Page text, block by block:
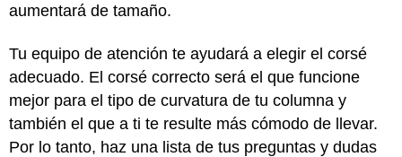
aumentará de tamaño.
Tu equipo de atención te ayudará a elegir el corsé
adecuado. El corsé correcto será el que funcione
mejor para el tipo de curvatura de tu columna y
también el que a ti te resulte más cómodo de llevar.
Por lo tanto, haz una lista de tus preguntas y dudas